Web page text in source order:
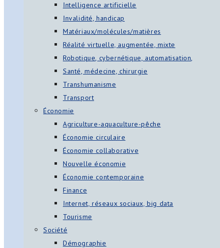
Intelligence artificielle
Invalidité, handicap
Matériaux/molécules/matières
Réalité virtuelle, augmentée, mixte
Robotique, cybernétique, automatisation,
Santé, médecine, chirurgie
Transhumanisme
Transport
Économie
Agriculture-aquaculture-pêche
Économie circulaire
Économie collaborative
Nouvelle économie
Économie contemporaine
Finance
Internet, réseaux sociaux, big data
Tourisme
Société
Démographie